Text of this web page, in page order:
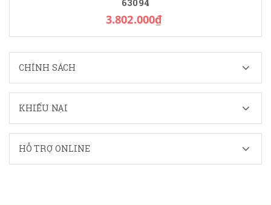
63094
3.802.000₫
CHÍNH SÁCH
KHIẾU NẠI
HỖ TRỢ ONLINE